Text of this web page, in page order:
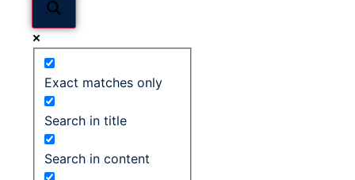
Exact matches only
Search in title
Search in content